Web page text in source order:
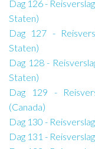
Dag 126 -
Staten)
Dag 127 -
Staten)
Dag 128 -
Staten)
Dag 129 -
(Canada)
Dag 130 -
Dag 131 -